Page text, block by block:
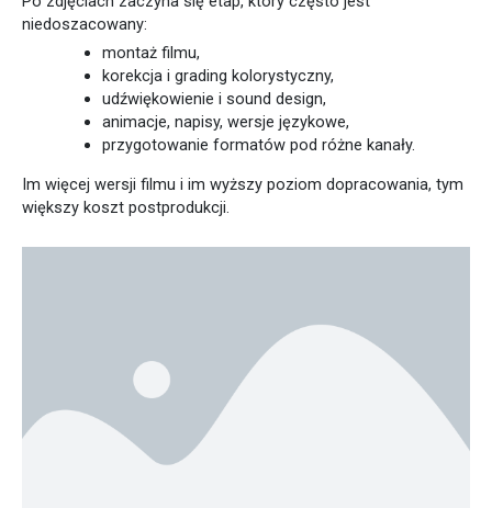
niedoszacowany:
montaż filmu,
korekcja i grading kolorystyczny,
udźwiękowienie i sound design,
animacje, napisy, wersje językowe,
przygotowanie formatów pod różne kanały.
Im więcej wersji filmu i im wyższy poziom dopracowania, tym
większy koszt postprodukcji.